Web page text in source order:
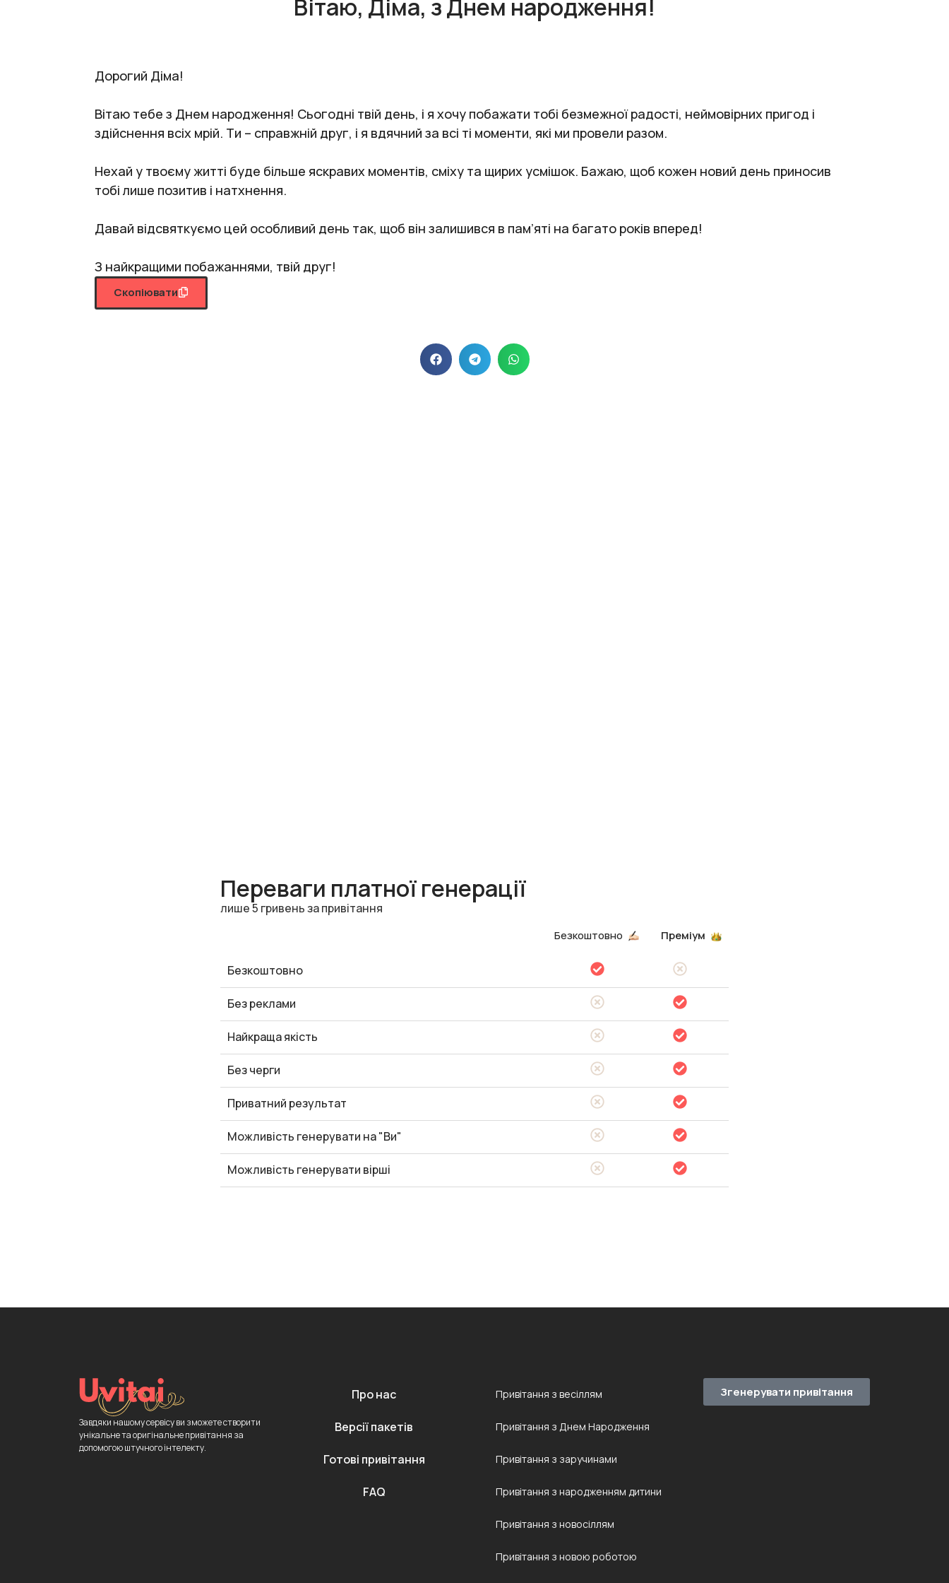
Вітаю, Діма, з Днем народження!
Дорогий Діма!
Вітаю тебе з Днем народження! Сьогодні твій день, і я хочу побажати тобі безмежної радості, неймовірних пригод і
здійснення всіх мрій. Ти – справжній друг, і я вдячний за всі ті моменти, які ми провели разом.
Нехай у твоєму житті буде більше яскравих моментів, сміху та щирих усмішок. Бажаю, щоб кожен новий день приносив
тобі лише позитив і натхнення.
Давай відсвяткуємо цей особливий день так, щоб він залишився в пам’яті на багато років вперед!
З найкращими побажаннями, твій друг!
Скопіювати
Переваги платної генерації
лише 5 гривень за привітання
Безкоштовно Преміум
Безкоштовно
Без реклами
Найкраща якість
Без черги
Приватний результат
Можливість генерувати на "Ви"
Можливість генерувати вірші
Завдяки нашому сервісу ви зможете створити
унікальне та оригінальне привітання за
допомогою штучного інтелекту.
Про нас
Версії пакетів
Готові привітання
FAQ
Привітання з весіллям
Привітання з Днем Народження
Привітання з заручинами
Привітання з народженням дитини
Привітання з новосіллям
Привітання з новою роботою
Згенерувати привітання